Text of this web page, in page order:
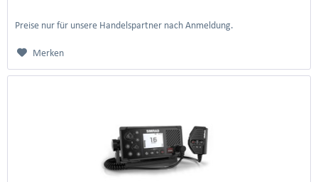
Preise nur für unsere Handelspartner nach Anmeldung.
Merken